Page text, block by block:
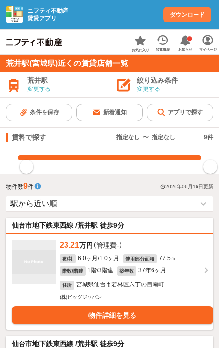
ニフティ不動産
賃貸アプリ
ダウンロード
お気に入り 閲覧履歴 お知らせ マイページ
荒井駅(宮城県)近くの賃貸店舗一覧
荒井駅
変更する
絞り込み条件
変更する
条件を保存 新着通知 アプリで探す
賃料で探す 指定なし 〜 指定なし 9件
物件数9件 2026年06月16日更新
仙台市地下鉄東西線 /荒井駅 徒歩9分
23.21万円 （管理費-）
敷/礼 6.0ヶ月/1.0ヶ月 使用部分面積 77.5㎡
階数/階建 1階/3階建 築年数 37年6ヶ月
住所 宮城県仙台市若林区六丁の目南町
(株)ビッグジャパン
物件詳細を見る
仙台市地下鉄東西線 /荒井駅 徒歩9分